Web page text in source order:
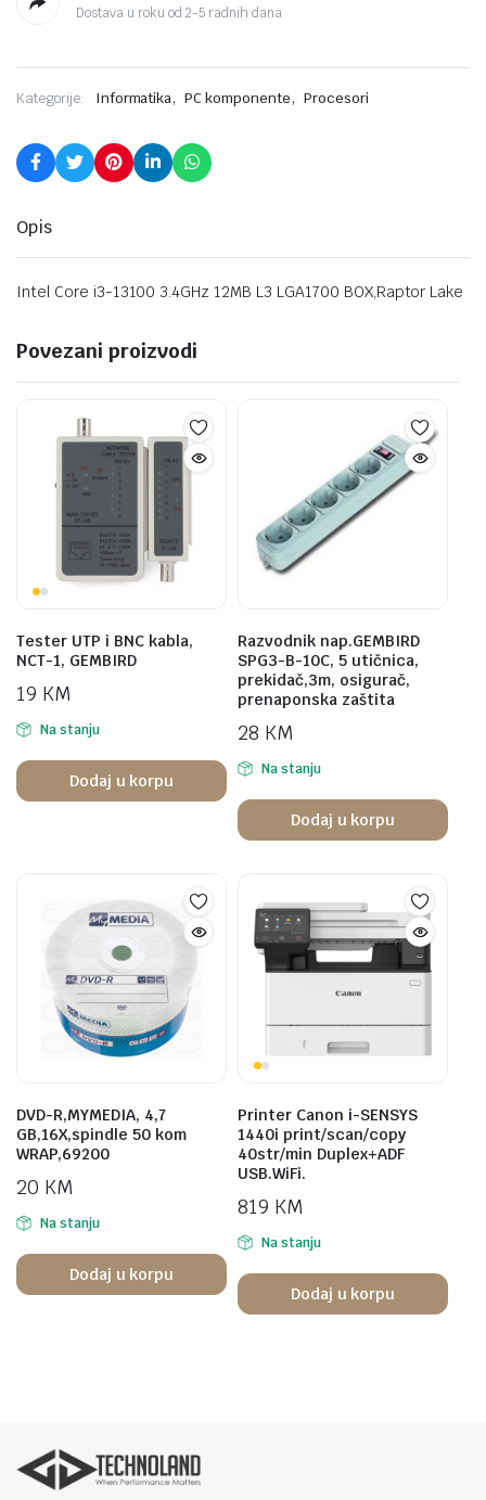
Dostava u roku od 2-5 radnih dana
Kategorije: Informatika, PC komponente, Procesori
Opis
Intel Core i3-13100 3.4GHz 12MB L3 LGA1700 BOX,Raptor Lake
Povezani proizvodi
Tester UTP i BNC kabla,
NCT-1, GEMBIRD
19 KM
Na stanju
Dodaj u korpu
Razvodnik nap.GEMBIRD
SPG3-B-10C, 5 utičnica,
prekidač,3m, osigurač,
prenaponska zaštita
28 KM
Na stanju
Dodaj u korpu
DVD-R,MYMEDIA, 4,7
GB,16X,spindle 50 kom
WRAP,69200
20 KM
Na stanju
Dodaj u korpu
Printer Canon i-SENSYS
1440i print/scan/copy
40str/min Duplex+ADF
USB.WiFi.
819 KM
Na stanju
Dodaj u korpu